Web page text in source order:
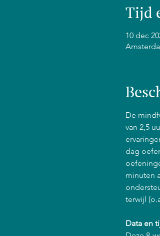
Tijd
10 dec
De
van 2,5
dag
minuten
terwijl
Data en